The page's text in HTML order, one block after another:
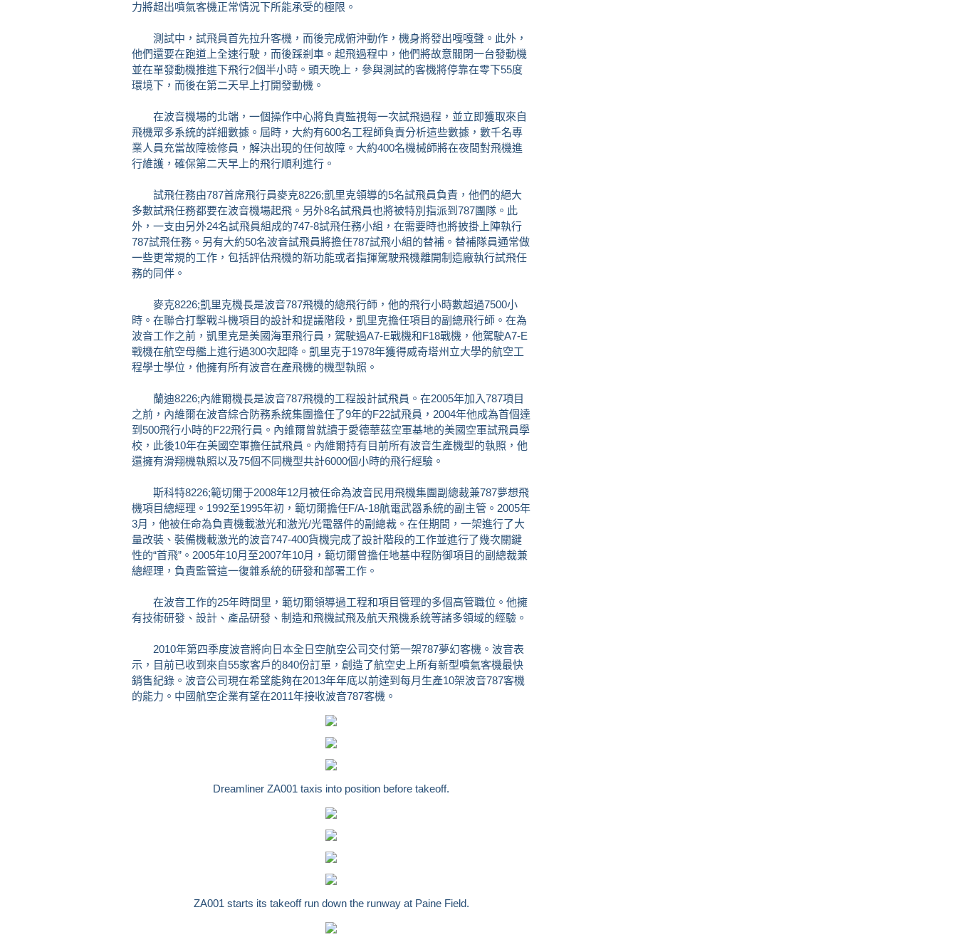
力將超出噴氣客機正常情況下所能承受的極限。
測試中，試飛員首先拉升客機，而後完成俯沖動作，機身將發出嘎嘎聲。此外，
他們還要在跑道上全速行駛，而後踩剎車。起飛過程中，他們將故意關閉一台發動機
並在單發動機推進下飛行2個半小時。頭天晚上，參與測試的客機將停靠在零下55度
環境下，而後在第二天早上打開發動機。
在波音機場的北端，一個操作中心將負責監視每一次試飛過程，並立即獲取來自
飛機眾多系統的詳細數據。屆時，大約有600名工程師負責分析這些數據，數千名專
業人員充當故障檢修員，解決出現的任何故障。大約400名機械師將在夜間對飛機進
行維護，確保第二天早上的飛行順利進行。
試飛任務由787首席飛行員麥克8226;凱里克領導的5名試飛員負責，他們的絕大
多數試飛任務都要在波音機場起飛。另外8名試飛員也將被特別指派到787團隊。此
外，一支由另外24名試飛員組成的747-8試飛任務小組，在需要時也將披掛上陣執行
787試飛任務。另有大約50名波音試飛員將擔任787試飛小組的替補。替補隊員通常做
一些更常規的工作，包括評估飛機的新功能或者指揮駕駛飛機離開制造廠執行試飛任
務的同伴。
麥克8226;凱里克機長是波音787飛機的總飛行師，他的飛行小時數超過7500小
時。在聯合打擊戰斗機項目的設計和提議階段，凱里克擔任項目的副總飛行師。在為
波音工作之前，凱里克是美國海軍飛行員，駕駛過A7-E戰機和F18戰機，他駕駛A7-E
戰機在航空母艦上進行過300次起降。凱里克于1978年獲得威奇塔州立大學的航空工
程學士學位，他擁有所有波音在產飛機的機型執照。
蘭迪8226;內維爾機長是波音787飛機的工程設計試飛員。在2005年加入787項目
之前，內維爾在波音綜合防務系統集團擔任了9年的F22試飛員，2004年他成為首個達
到500飛行小時的F22飛行員。內維爾曾就讀于愛德華茲空軍基地的美國空軍試飛員學
校，此後10年在美國空軍擔任試飛員。內維爾持有目前所有波音生產機型的執照，他
還擁有滑翔機執照以及75個不同機型共計6000個小時的飛行經驗。
斯科特8226;範切爾于2008年12月被任命為波音民用飛機集團副總裁兼787夢想飛
機項目總經理。1992至1995年初，範切爾擔任F/A-18航電武器系統的副主管。2005年
3月，他被任命為負責機載激光和激光/光電器件的副總裁。在任期間，一架進行了大
量改裝、裝備機載激光的波音747-400貨機完成了設計階段的工作並進行了幾次關鍵
性的“首飛”。2005年10月至2007年10月，範切爾曾擔任地基中程防御項目的副總裁兼
總經理，負責監管這一復雜系統的研發和部署工作。
在波音工作的25年時間里，範切爾領導過工程和項目管理的多個高管職位。他擁
有技術研發、設計、產品研發、制造和飛機試飛及航天飛機系統等諸多領域的經驗。
2010年第四季度波音將向日本全日空航空公司交付第一架787夢幻客機。波音表
示，目前已收到來自55家客戶的840份訂單，創造了航空史上所有新型噴氣客機最快
銷售紀錄。波音公司現在希望能夠在2013年年底以前達到每月生產10架波音787客機
的能力。中國航空企業有望在2011年接收波音787客機。
Dreamliner ZA001 taxis into position before takeoff.
ZA001 starts its takeoff run down the runway at Paine Field.